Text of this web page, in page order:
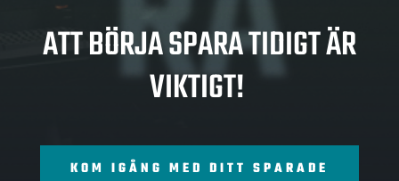
ATT BÖRJA SPARA TIDIGT ÄR
VIKTIGT!
KOM IGÅNG MED DITT SPARADE